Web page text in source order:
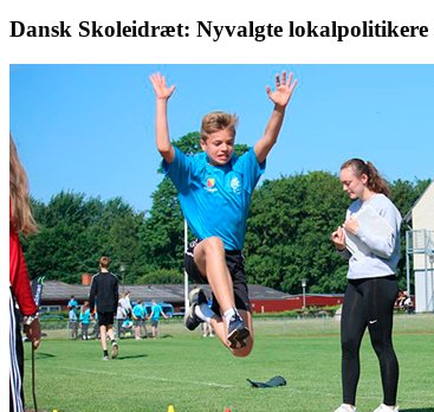
Dansk Skoleidræt: Nyvalgte lokalpolitikere